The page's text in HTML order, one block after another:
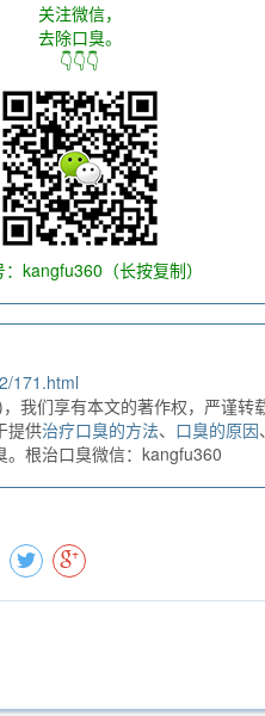
关注微信，
去除口臭。
👇👇👇
kangfu360（长按复制）
171.html
我们享有本文的著作权，严谨转
提供治疗口臭的方法、 口臭的原因、
根治口臭微信：kangfu360